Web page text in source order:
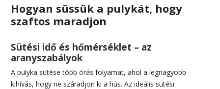
Hogyan süssük a pulykát, hogy
szaftos maradjon
Sütési idő és hőmérséklet – az
aranyszabályok
A pulyka sütése több órás folyamat, ahol a legnagyobb
kihívás, hogy ne száradjon ki a hús. Az ideális sütési